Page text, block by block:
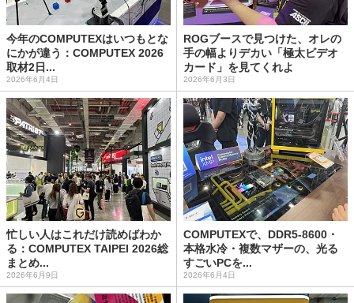
今年のCOMPUTEXはいつもとな
にかが違う：COMPUTEX 2026
取材2日...
2026年6月4日
ROGブースで見つけた、オレの
手の幅よりデカい「極太ビデオ
カード」を見てくれよ
2026年6月3日
忙しい人はこれだけ読めばわか
る：COMPUTEX TAIPEI 2026総
まとめ...
2026年6月9日
COMPUTEXで、DDR5-8600・
本格水冷・複数マザーの、光る
すごいPCを...
2026年6月4日